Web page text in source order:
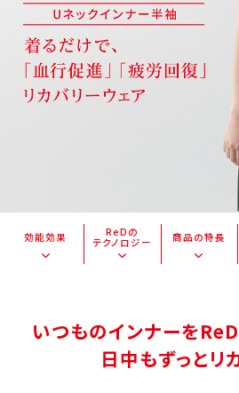
効能効果
ReDの
テクノロジー
商品の特長
いつものインナーを
日中もずっとリ